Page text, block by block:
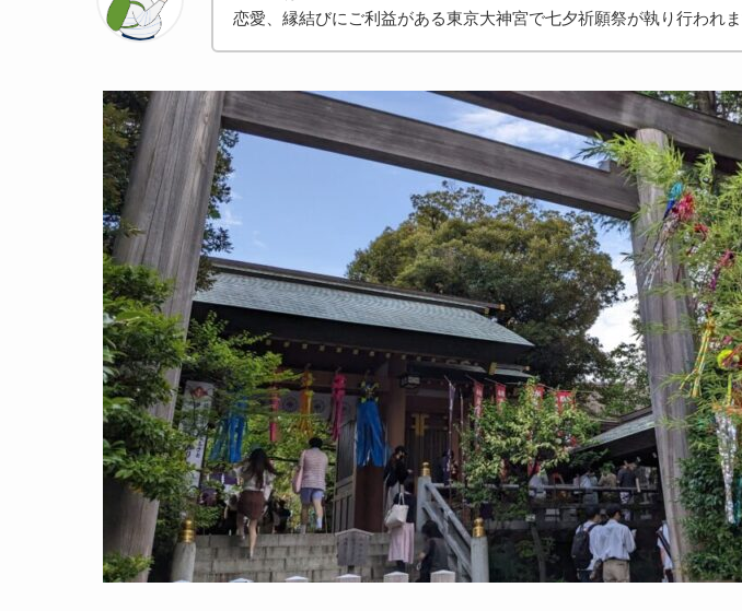
恋愛、縁結びにご利益がある東京大神宮で七夕祈願祭が執り行われま